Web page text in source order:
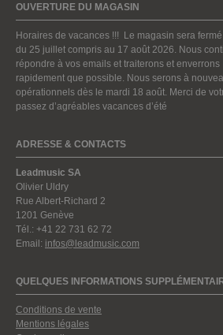
OUVERTURE DU MAGASIN
Horaires de vacances !!! Le magasin sera
du 25 juillet compris au 17 août 2026. Nous
répondre à vos emails et traiterons et
rapidement que possible. Nous serons à
opérationnels dès le mardi 18 août. Merci de
passez d’agréables vacances d’été
ADRESSE & CONTACTS
Leadmusic SA
Olivier Uldry
Rue Albert-Richard 2
1201 Genève
Tél.: +41 22 731 62 72
Email: infos@leadmusic.com
QUELQUES INFORMATIONS
Conditions de vente
Mentions légales